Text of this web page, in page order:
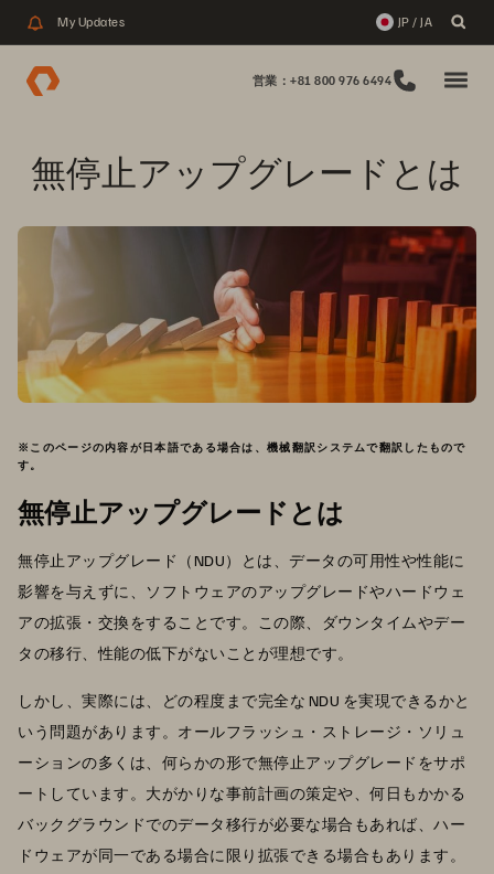
My Updates JP / JA
営業：+81 800 976 6494
無停止アップグレードとは
※このページの内容が日本語である場合は、機械翻訳システムで翻訳したもので
す。
無停止アップグレードとは
無停止アップグレード（NDU）とは、データの可用性や性能に
影響を与えずに、ソフトウェアのアップグレードやハードウェ
アの拡張・交換をすることです。この際、ダウンタイムやデー
タの移行、性能の低下がないことが理想です。
しかし、実際には、どの程度まで完全な NDU を実現できるかと
いう問題があります。オールフラッシュ・ストレージ・ソリュ
ーションの多くは、何らかの形で無停止アップグレードをサポ
ートしています。大がかりな事前計画の策定や、何日もかかる
バックグラウンドでのデータ移行が必要な場合もあれば、ハー
ドウェアが同一である場合に限り拡張できる場合もあります。